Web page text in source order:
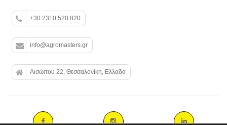
+30 2310 520 820
info@agromasters.gr
Αισώπου 22, Θεσσαλονίκη, Ελλαδα